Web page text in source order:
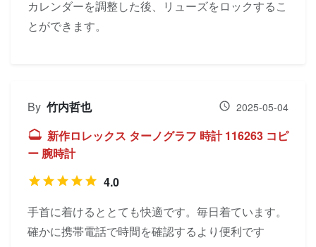
カレンダーを調整した後、リューズをロックするこ
とができます。
By 竹内哲也 2025-05-04
新作ロレックス ターノグラフ 時計 116263 コピ
ー 腕時計
4.0
手首に着けるととても快適です。毎日着ています。
確かに携帯電話で時間を確認するより便利です